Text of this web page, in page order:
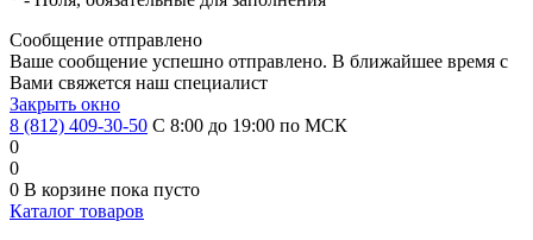
Сообщение отправлено
Ваше сообщение успешно отправлено. В ближайшее время с
Вами свяжется наш специалист
Закрыть окно
8 (812) 409-30-50 С 8:00 до 19:00 по МСК
0
0
0 В корзине пока пусто
Каталог товаров